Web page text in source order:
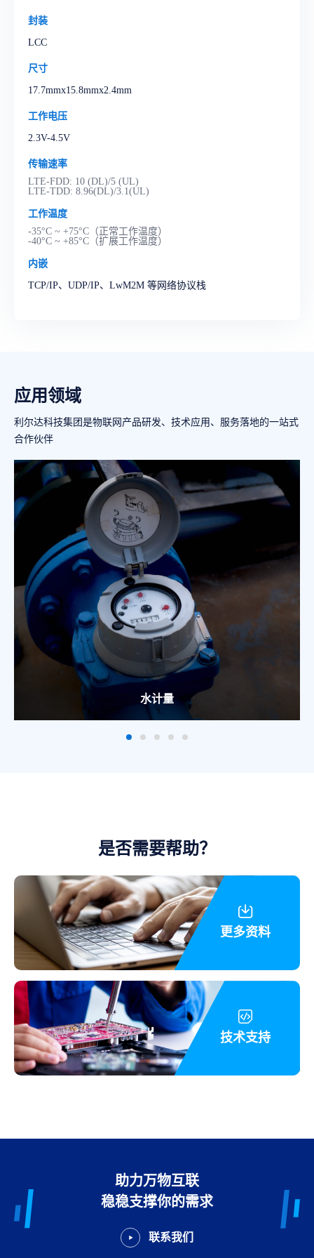
封装
LCC
尺寸
17.7mmx15.8mmx2.4mm
工作电压
2.3V-4.5V
传输速率
LTE-FDD: 10 (DL)/5 (UL)
LTE-TDD: 8.96(DL)/3.1(UL)
工作温度
-35°C ~ +75°C（正常工作温度）
-40°C ~ +85°C（扩展工作温度）
内嵌
TCP/IP、UDP/IP、LwM2M 等网络协议栈
应用领域
利尔达科技集团是物联网产品研发、技术应用、服务落地的一站式
合作伙伴
水计量
是否需要帮助？
更多资料
技术支持
助力万物互联
稳稳支撑你的需求
联系我们